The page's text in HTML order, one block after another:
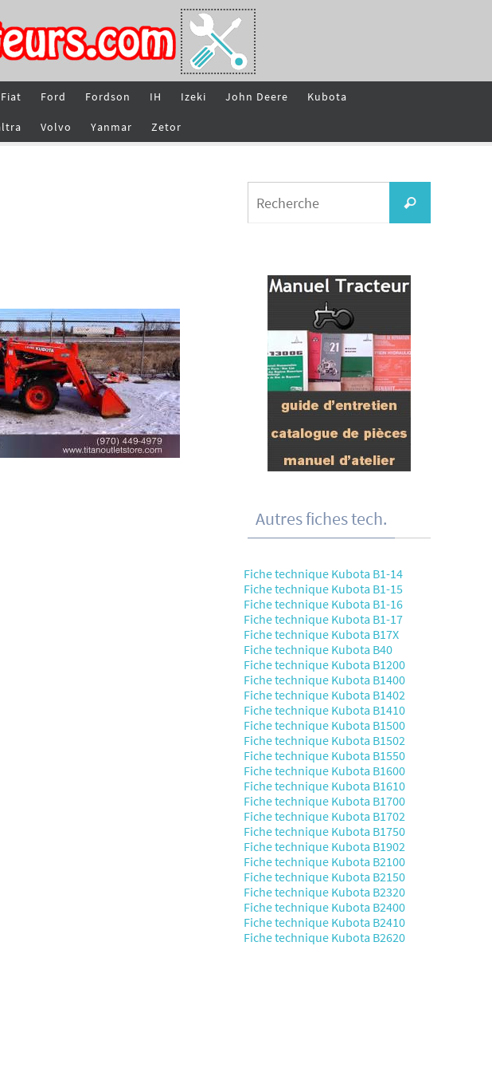
Fiat Ford Fordson IH Izeki John Deere Kubota
Volvo Yanmar Zetor
Recherche
Autres fiches tech.
Fiche technique Kubota B1-14
Fiche technique Kubota B1-15
Fiche technique Kubota B1-16
Fiche technique Kubota B1-17
Fiche technique Kubota B17X
Fiche technique Kubota B40
Fiche technique Kubota B1200
Fiche technique Kubota B1400
Fiche technique Kubota B1402
Fiche technique Kubota B1410
Fiche technique Kubota B1500
Fiche technique Kubota B1502
Fiche technique Kubota B1550
Fiche technique Kubota B1600
Fiche technique Kubota B1610
Fiche technique Kubota B1700
Fiche technique Kubota B1702
Fiche technique Kubota B1750
Fiche technique Kubota B1902
Fiche technique Kubota B2100
Fiche technique Kubota B2150
Fiche technique Kubota B2320
Fiche technique Kubota B2400
Fiche technique Kubota B2410
Fiche technique Kubota B2620